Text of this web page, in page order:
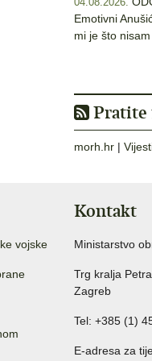
04.08.2026.
Emotivni
mi je što
Pratite
morh.hr |
vojske
Kontakt
Ministarstvo
Trg kralja
Zagreb
Tel: +385 (1)
E-adresa za